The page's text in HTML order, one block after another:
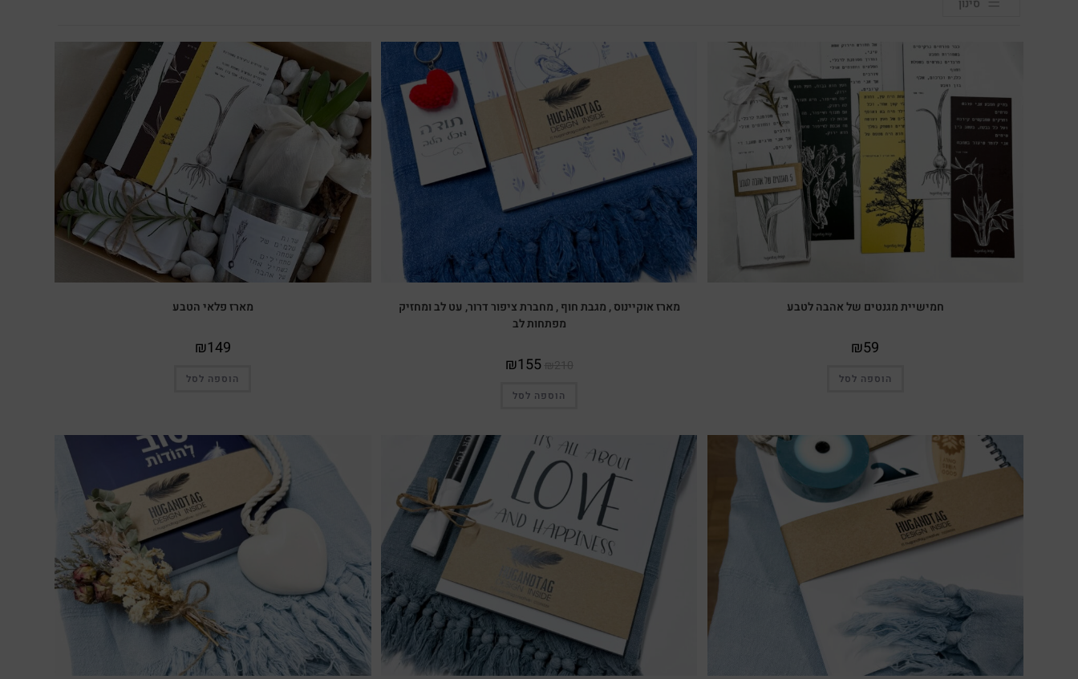
סינון
חמישיית מגנטים של אהבה לטבע
₪59
הוספה לסל
מבצע!
מארז אוקיינוס , מגבת חוף , מחברת ציפור דרור, עט לב ומחזיק
מפתחות לב
₪155
הוספה לסל
מארז פלאי הטבע
₪149
הוספה לסל
מבצע! מבצע!